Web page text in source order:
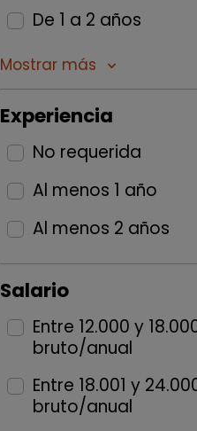
De 1 a 2 años
Mostrar más keyboard_arrow_down
Experiencia
No requerida
Al menos 1 año
Al menos 2 años
Salario
Entre 12.000 y
bruto/anual
Entre 18.001 y
bruto/anual